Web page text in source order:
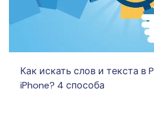
Как искать слов и текста в
iPhone? 4 способа